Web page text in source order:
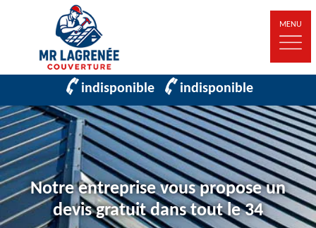
MENU
indisponible indisponible
Notre entreprise vous propose un
devis gratuit dans tout le 34